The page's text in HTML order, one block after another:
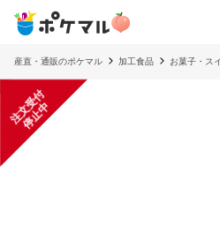
産直・通販のポケマル 加工食品 お菓子・ス
注
文
受
付
停
止
中